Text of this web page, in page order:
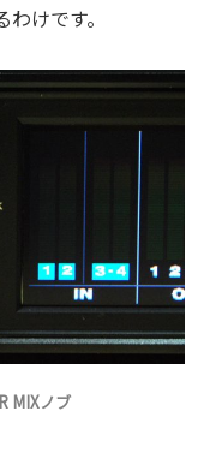
けです。
MIXノブ